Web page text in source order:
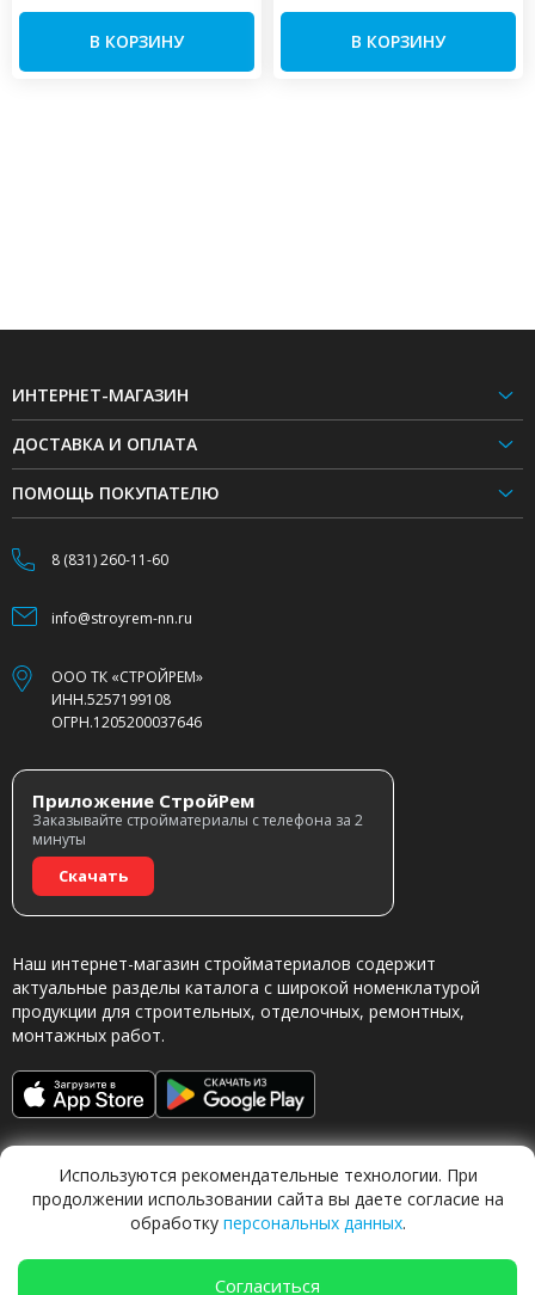
В КОРЗИНУ В КОРЗИНУ
ИНТЕРНЕТ-МАГАЗИН
ДОСТАВКА И ОПЛАТА
ПОМОЩЬ ПОКУПАТЕЛЮ
8 (831) 260-11-60
info@stroyrem-nn.ru
ООО ТК «СТРОЙРЕМ»
ИНН.5257199108
ОГРН.1205200037646
Приложение СтройРем
Заказывайте стройматериалы с телефона за 2
минуты
Скачать
Наш интернет-магазин стройматериалов содержит
актуальные разделы каталога с широкой номенклатурой
продукции для строительных, отделочных, ремонтных,
монтажных работ.
Обращаясь в наш магазин, вы даете согласие на
Используются рекомендательные технологии. При
продолжении использовании сайта вы даете согласие на
обработку персональных данных.
Согласиться